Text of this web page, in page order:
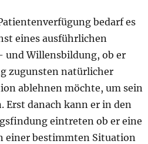
bedarf es
eines ausführlichen
und Willensbildung, ob er
zugunsten natürlicher
ablehnen möchte, um sein
Erst danach kann er in den
eintreten ob er eine
einer bestimmten Situation